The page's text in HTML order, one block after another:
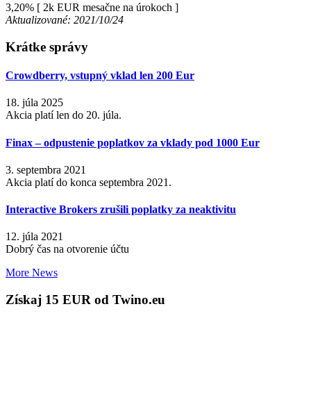
3,20% [ 2k EUR mesačne na úrokoch ]
Aktualizované: 2021/10/24
Krátke správy
Crowdberry, vstupný vklad len 200 Eur
18. júla 2025
Akcia platí len do 20. júla.
Finax – odpustenie poplatkov za vklady pod 1000 Eur
3. septembra 2021
Akcia platí do konca septembra 2021.
Interactive Brokers zrušili poplatky za neaktivitu
12. júla 2021
Dobrý čas na otvorenie účtu
More News
Získaj 15 EUR od Twino.eu